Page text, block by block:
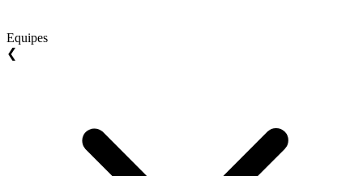
Equipes
❮